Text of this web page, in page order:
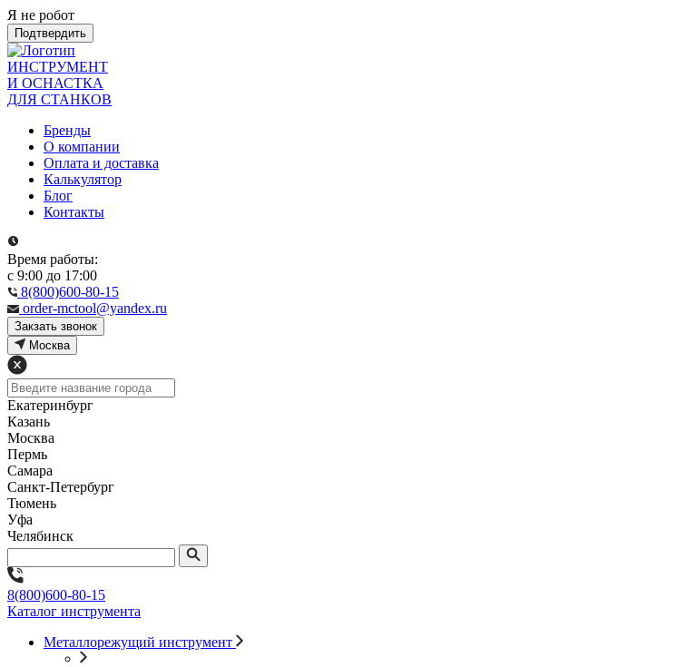
Я не робот
Подтвердить
ИНСТРУМЕНТ
И ОСНАСТКА
ДЛЯ СТАНКОВ
Бренды
О компании
Оплата и доставка
Калькулятор
Блог
Контакты
Время работы:
с 9:00 до 17:00
8(800)600-80-15
order-mctool@yandex.ru
Закзать звонок
Москва
Екатеринбург
Казань
Москва
Пермь
Самара
Санкт-Петербург
Тюмень
Уфа
Челябинск
8(800)600-80-15
Каталог инструмента
Металлорежущий инструмент